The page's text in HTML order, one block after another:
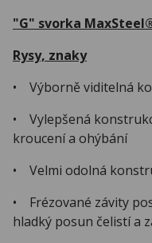
"G" svorka
Rysy, znaky
• Výborně viditelná
• Vylepšená
kroucení a ohýbání
• Velmi odolná
• Frézované závity
hladký posun čelistí a